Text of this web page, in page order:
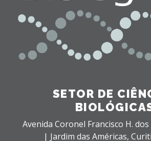
SETOR DE
Avenida Coronel Francisco H. dos
| Jardim das Américas,